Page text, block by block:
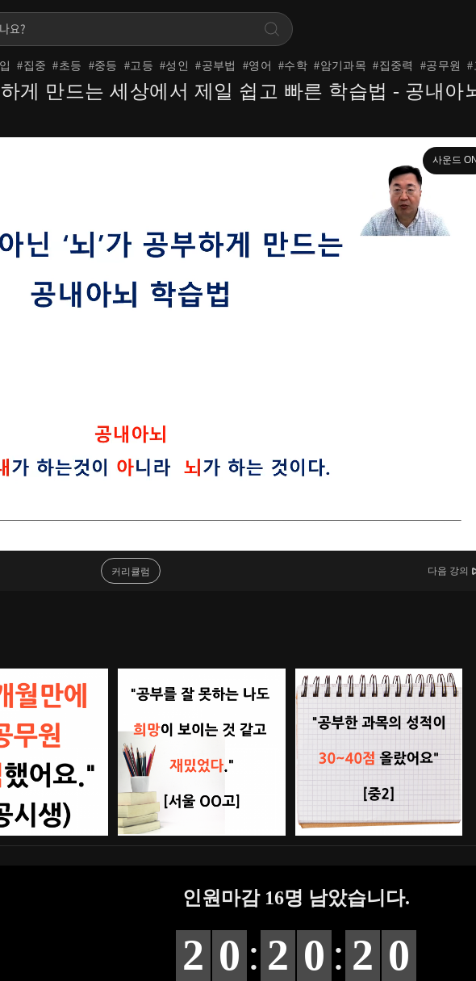
#집중 #초등 #중등 #고등 #성인 #공부법 #영어 #수학 #암기과목 #집중력 #공무원 #
게 만드는 세상에서 제일 쉽고 빠른 학습법 - 공내아
사운드 ON
커리큘럼 다음 강의
인원마감 16명 남았습니다.
2 0 : 2 0 : 1 9